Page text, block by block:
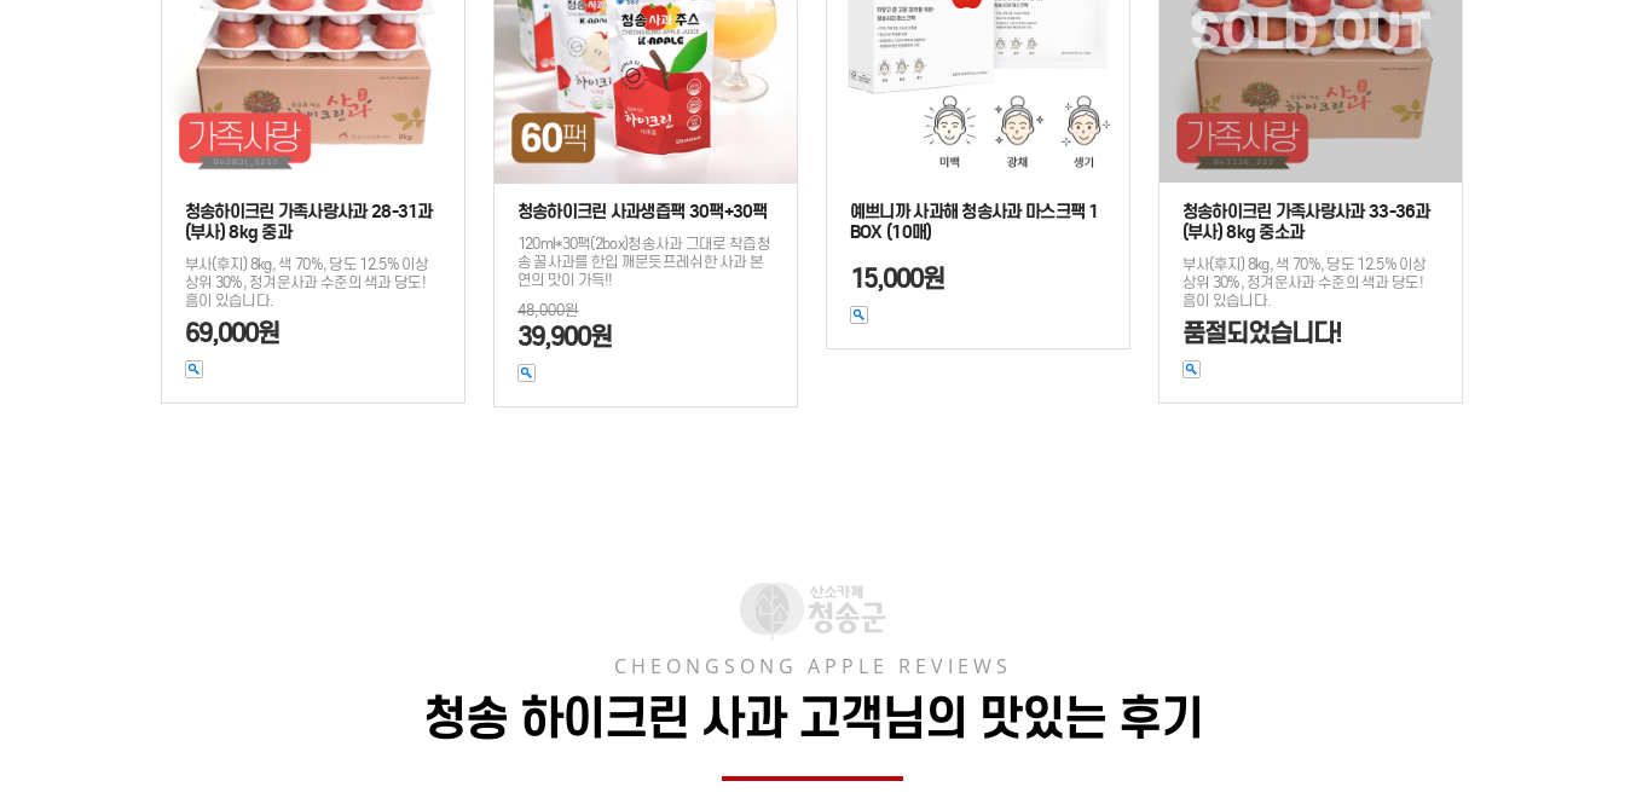
청송하이크린 가족사랑사과 28-31과
(부사) 8kg 중과
부사(후지) 8kg, 색 70%, 당도 12.5% 이상
상위 30%, 정겨운사과 수준의 색과 당도!
흠이 있습니다.
69,000원
청송하이크린 사과생즙팩 30팩+30팩
120ml*30팩(2box)청송사과 그대로 착즙청
송 꿀사과를 한입 깨문듯프레쉬한 사과 본
연의 맛이 가득!!
48,000원
39,900원
예쁘니까 사과해 청송사과 마스크팩 1
BOX (10매)
15,000원
청송하이크린 가족사랑사과 33-36과
(부사) 8kg 중소과
부사(후지) 8kg, 색 70%, 당도 12.5% 이상
상위 30%, 정겨운사과 수준의 색과 당도!
흠이 있습니다.
품절되었습니다!
CHEONGSONG APPLE REVIEWS
청송 하이크린 사과 고객님의 맛있는 후기